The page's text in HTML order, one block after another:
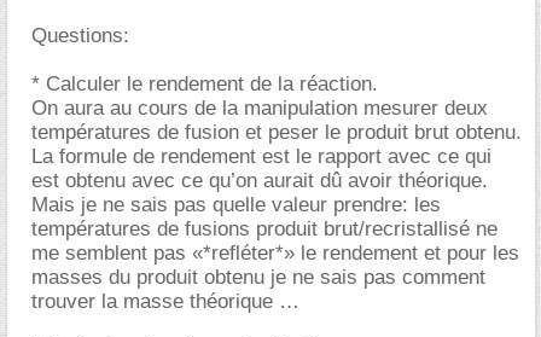
Questions:
* Calculer le rendement de la réaction.
On aura au cours de la manipulation mesurer deux
températures de fusion et peser le produit brut obtenu.
La formule de rendement est le rapport avec ce qui
est obtenu avec ce qu’on aurait dû avoir théorique.
Mais je ne sais pas quelle valeur prendre: les
températures de fusions produit brut/recristallisé ne
me semblent pas «*refléter*» le rendement et pour les
masses du produit obtenu je ne sais pas comment
trouver la masse théorique